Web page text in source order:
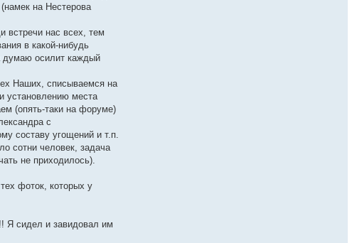
на Нестерова
встречи нас всех, тем
в какой-нибудь
думаю осилит каждый
Наших, списываемся на
установлению места
(опять-таки на форуме)
с
составу угощений и т.п.
сотни человек, задача
не приходилось).
фоток, которых у
Я сидел и завидовал им